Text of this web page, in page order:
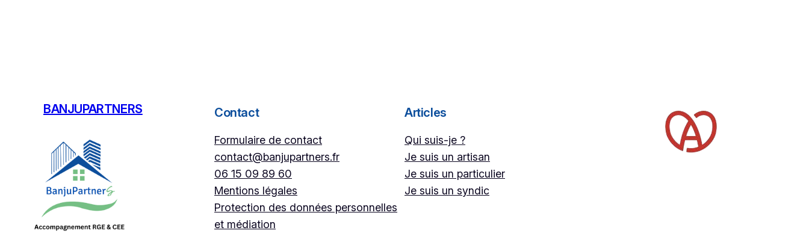
BANJUPARTNERS Contact
Formulaire de contact
contact@banjupartners.fr
06 15 09 89 60
Mentions légales
Protection des données personnelles
et médiation
Articles
Qui suis-je ?
Je suis un artisan
Je suis un particulier
Je suis un syndic